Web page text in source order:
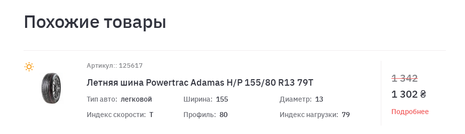
Похожие товары
Артикул:: 125617
Летняя шина Powertrac Adamas H/P 155/80 R13 79T
Тип авто: легковой
Индекс скорости: T
Ширина: 155
Профиль: 80
Диаметр: 13
Индекс нагрузки: 79
1 342
1 302 ₴
Подробнее